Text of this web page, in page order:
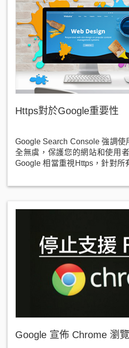
Https對於Google重要性
Google Search Console 強調使
全無虞，保護您的網站和使用
Google 相當重視Https，針對所
Google 宣佈 Chrome 瀏